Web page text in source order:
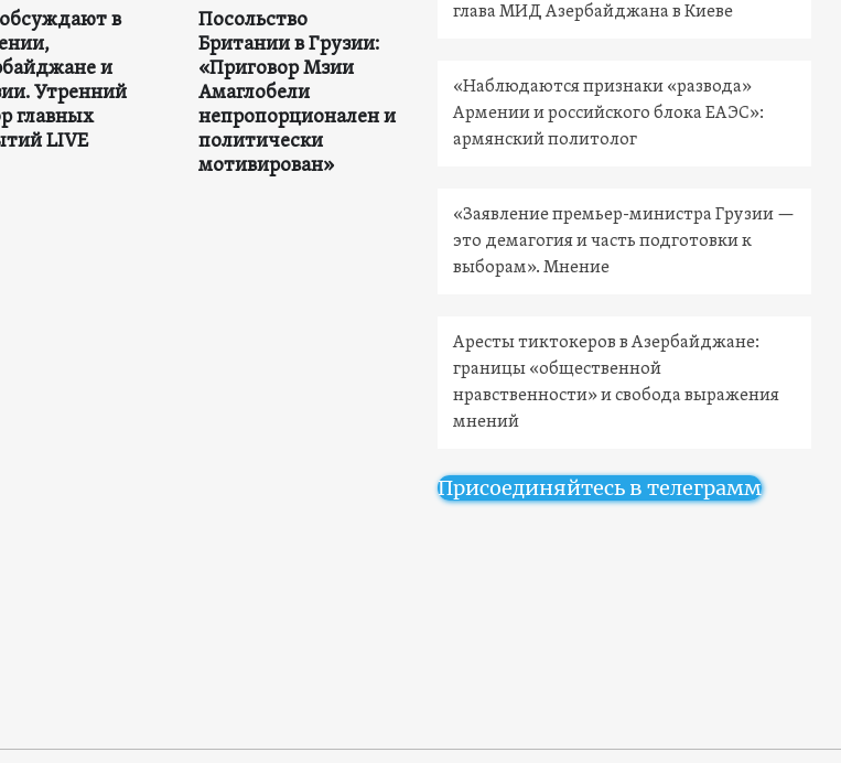
в
и
Утренний
главных
LIVE
Посольство
Британии в Грузии:
«Приговор Мзии
Амаглобели
непропорционален и
политически
мотивирован»
глава МИД Азербайджана в Киеве
«Наблюдаются признаки «развода»
Армении и российского блока ЕАЭС»:
армянский политолог
«Заявление премьер-министра Грузии —
это демагогия и часть подготовки к
выборам». Мнение
Аресты тиктокеров в Азербайджане:
границы «общественной
нравственности» и свобода выражения
мнений
Присоединяйтесь в телеграмм